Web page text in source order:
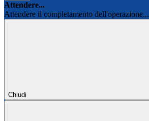
Attendere...
Attendere il completamento dell'operazione...
Chiudi